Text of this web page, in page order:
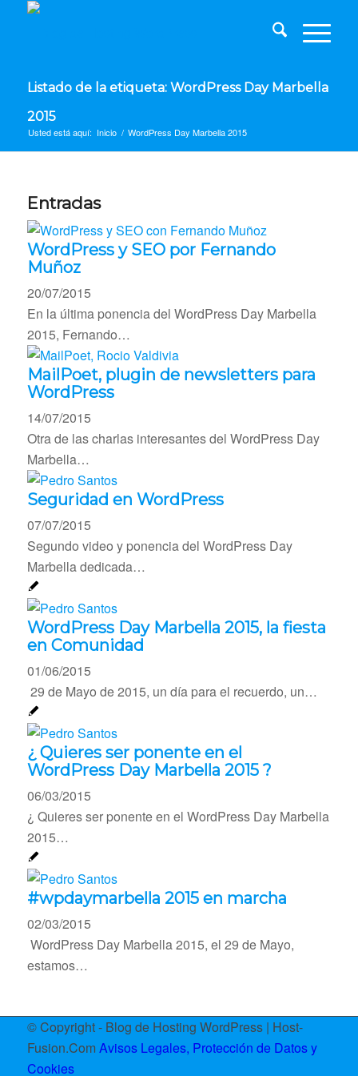
Listado de la etiqueta: WordPress Day Marbella
2015
Usted está aquí: Inicio / WordPress Day Marbella 2015
Entradas
WordPress y SEO por Fernando
Muñoz
20/07/2015
En la última ponencia del WordPress Day Marbella
2015, Fernando…
MailPoet, plugin de newsletters para
WordPress
14/07/2015
Otra de las charlas interesantes del WordPress Day
Marbella…
Seguridad en WordPress
07/07/2015
Segundo video y ponencia del WordPress Day
Marbella dedicada…
WordPress Day Marbella 2015, la fiesta
en Comunidad
01/06/2015
29 de Mayo de 2015, un día para el recuerdo, un…
¿ Quieres ser ponente en el
WordPress Day Marbella 2015 ?
06/03/2015
¿ Quieres ser ponente en el WordPress Day Marbella
2015…
#wpdaymarbella 2015 en marcha
02/03/2015
WordPress Day Marbella 2015, el 29 de Mayo,
estamos…
© Copyright - Blog de Hosting WordPress | Host-
Fusion.ComAvisos Legales, Protección de Datos y
Cookies